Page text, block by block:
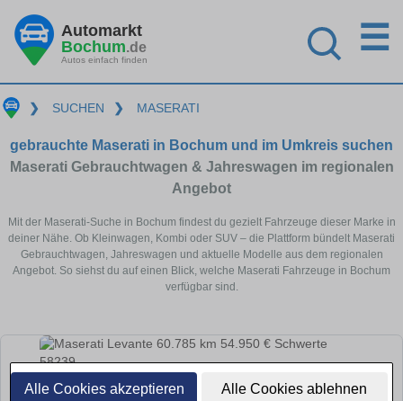
Alle Cookies akzeptieren Alle Cookies ablehnen
Automarkt
Bochum.de
Autos einfach finden
☰
❯ SUCHEN ❯ MASERATI
gebrauchte Maserati in Bochum und im Umkreis suchen
Maserati Gebrauchtwagen & Jahreswagen im regionalen
Angebot
Mit der Maserati-Suche in Bochum findest du gezielt Fahrzeuge dieser Marke in
deiner Nähe. Ob Kleinwagen, Kombi oder SUV – die Plattform bündelt Maserati
Gebrauchtwagen, Jahreswagen und aktuelle Modelle aus dem regionalen
Angebot. So siehst du auf einen Blick, welche Maserati Fahrzeuge in Bochum
verfügbar sind.